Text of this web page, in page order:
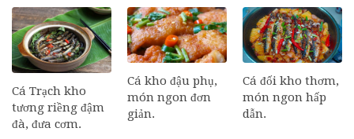
Cá Trạch kho
tương riềng đậm
đà, đưa cơm.
Cá kho đậu phụ,
món ngon đơn
giản.
Cá đối kho thơm,
món ngon hấp
dẫn.